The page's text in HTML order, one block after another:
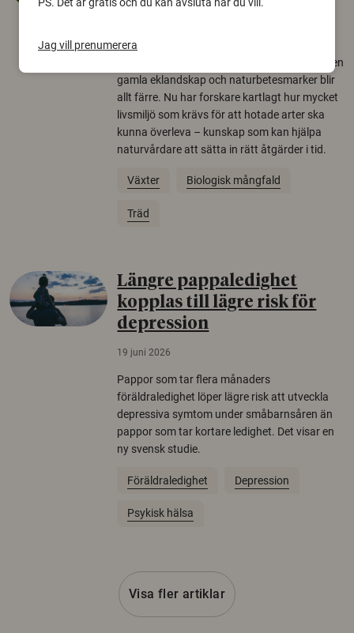
arter
Över tusen arter behöver ekar i sin närhet, men
gamla eklandskap och naturbetesmarker blir
allt färre. Nu har forskare kartlagt hur mycket
livsmiljö som krävs för att hotade arter ska
kunna överleva – kunskap som kan hjälpa
naturvårdare att sätta in rätt åtgärder i tid.
Växter Biologisk mångfald
Träd
Längre pappaledighet
kopplas till lägre risk för
depression
19 juni 2026
Pappor som tar flera månaders
föräldraledighet löper lägre risk att utveckla
depressiva symtom under småbarnsåren än
pappor som tar kortare ledighet. Det visar en
ny svensk studie.
Föräldraledighet Depression
Psykisk hälsa
Visa fler artiklar
Jag vill prenumerera